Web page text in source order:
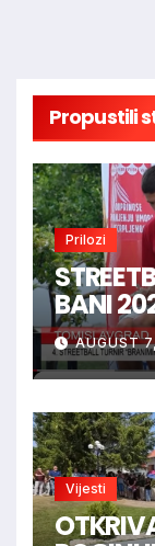
Propustili
Prilozi
BANI
AUGUST
Vijesti